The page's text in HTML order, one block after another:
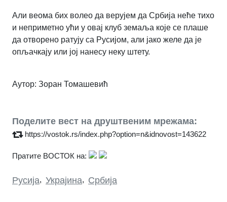
Али веома бих волео да верујем да Србија неће тихо
и неприметно ући у овај клуб земаља које се плаше
да отворено ратују са Русијом, али јако желе да је
опљачкају или јој нанесу неку штету.
Аутор: Зоран Томашевић
Поделите вест на друштвеним мрежама:
https://vostok.rs/index.php?option=n&idnovost=143622
Пратите ВОСТОК на:
Русија, Украјина, Србија